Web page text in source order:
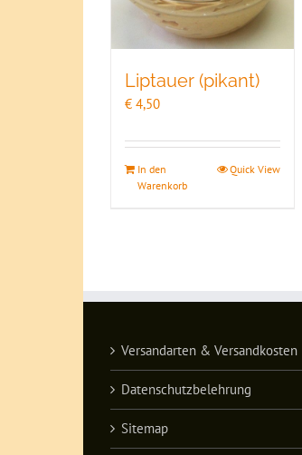
Liptauer (pikant)
€ 4,50
In den
Warenkorb
Quick View
Versandarten & Versandkosten
Datenschutzbelehrung
Sitemap